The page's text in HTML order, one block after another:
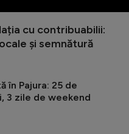
cu contribuabilii:
și semnătură
în Pajura: 25 de
3 zile de weekend